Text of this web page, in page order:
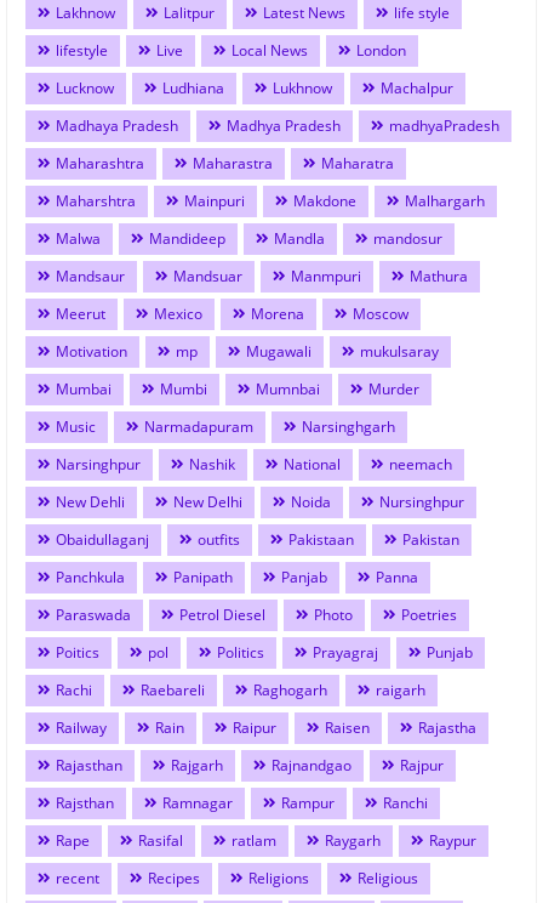
Lakhnow
Lalitpur Latest News
life style
lifestyle
Live Local News
London
Lucknow
Ludhiana Lukhnow
Machalpur
Madhaya Pradesh
Madhya Pradesh
madhyaPradesh
Maharashtra
Maharastra
Maharatra
Maharshtra
Mainpuri Makdone
Malhargarh
Malwa
Mandideep Mandla
mandosur
Mandsaur
Mandsuar Manmpuri
Mathura
Meerut
Mexico Morena
Moscow
Motivation
mp Mugawali
mukulsaray
Mumbai
Mumbi Mumnbai
Murder
Music
Narmadapuram
Narsinghgarh
Narsinghpur
Nashik National
neemach
New Dehli
New Delhi Noida
Nursinghpur
Obaidullaganj
outfits Pakistaan
Pakistan
Panchkula
Panipath Panjab
Panna
Paraswada
Petrol Diesel Photo
Poetries
Poitics
pol Politics Prayagraj
Punjab
Rachi
Raebareli Raghogarh
raigarh
Railway
Rain Raipur Raisen
Rajastha
Rajasthan
Rajgarh Rajnandgao
Rajpur
Rajsthan
Ramnagar Rampur
Ranchi
Rape
Rasifal ratlam Raygarh
Raypur
recent
Recipes Religions
Religious